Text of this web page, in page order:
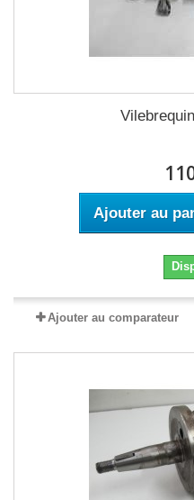
Ajouter au
Ajouter au comparateur